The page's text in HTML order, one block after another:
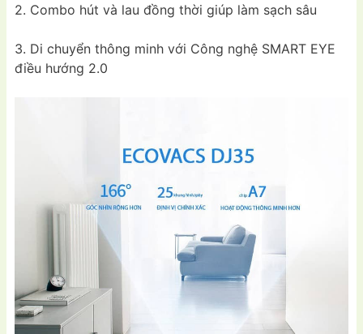
2. Combo hút và lau đồng thời giúp làm sạch sâu
3. Di chuyển thông minh với Công nghệ SMART EYE
điều hướng 2.0